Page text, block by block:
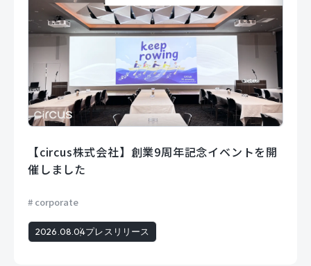
【circus株式会社】創業9周年記念イベントを開
催しました
corporate
2026.08.04プレスリリース